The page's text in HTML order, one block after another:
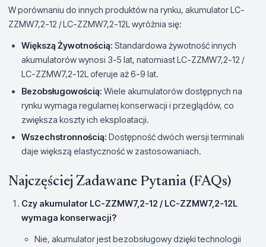
W porównaniu do innych produktów na rynku, akumulator LC-
ZZMW7,2-12 / LC-ZZMW7,2-12L wyróżnia się:
Większą Żywotnością: Standardowa żywotność innych
akumulatorów wynosi 3-5 lat, natomiast LC-ZZMW7,2-12 /
LC-ZZMW7,2-12L oferuje aż 6-9 lat.
Bezobsługowością: Wiele akumulatorów dostępnych na
rynku wymaga regularnej konserwacji i przeglądów, co
zwiększa koszty ich eksploatacji.
Wszechstronnością: Dostępność dwóch wersji terminali
daje większą elastyczność w zastosowaniach.
Najczęściej Zadawane Pytania (FAQs)
Czy akumulator LC-ZZMW7,2-12 / LC-ZZMW7,2-12L
wymaga konserwacji?
Nie, akumulator jest bezobsługowy dzięki technologii